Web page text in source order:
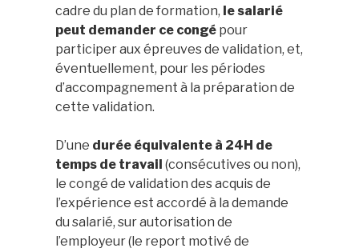
cadre du plan de formation, le salarié
peut demander ce congé pour
participer aux épreuves de validation, et,
éventuellement, pour les périodes
d’accompagnement à la préparation de
cette validation.
D’une durée équivalente à 24H de
temps de travail (consécutives ou non),
le congé de validation des acquis de
l’expérience est accordé à la demande
du salarié, sur autorisation de
l’employeur (le report motivé de